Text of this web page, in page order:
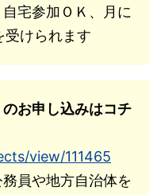
宅参加ＯＫ、月に
受けられます
お申し込みはコチ
view/111465
員や地方自治体を